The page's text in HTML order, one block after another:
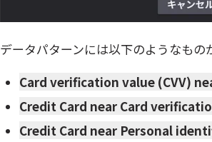
データパターンには以下のようなもの
Card verification value (CVV)
Credit Card near Card
Credit Card near Personal